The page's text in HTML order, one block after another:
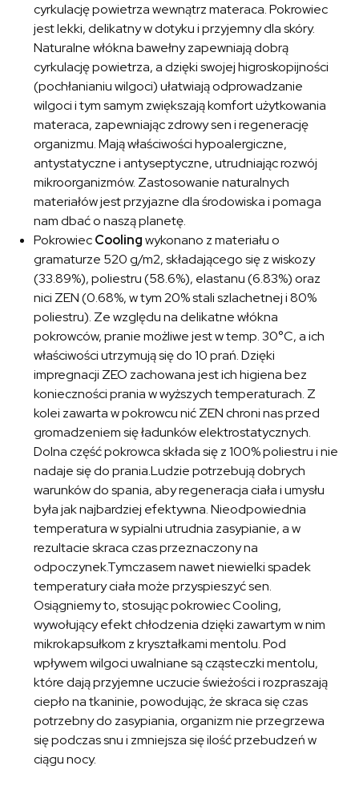
cyrkulację powietrza wewnątrz materaca. Pokrowiec
jest lekki, delikatny w dotyku i przyjemny dla skóry.
Naturalne włókna bawełny zapewniają dobrą
cyrkulację powietrza, a dzięki swojej higroskopijności
(pochłanianiu wilgoci) ułatwiają odprowadzanie
wilgoci i tym samym zwiększają komfort użytkowania
materaca, zapewniając zdrowy sen i regenerację
organizmu. Mają właściwości hypoalergiczne,
antystatyczne i antyseptyczne, utrudniając rozwój
mikroorganizmów. Zastosowanie naturalnych
materiałów jest przyjazne dla środowiska i pomaga
nam dbać o naszą planetę.
PokrowiecCoolingwykonano z materiału o
gramaturze 520 g/m2, składającego się z wiskozy
(33.89%), poliestru (58.6%), elastanu (6.83%) oraz
nici ZEN (0.68%, w tym 20% stali szlachetnej i 80%
poliestru). Ze względu na delikatne włókna
pokrowców, pranie możliwe jest w temp. 30°C, a ich
właściwości utrzymują się do 10 prań. Dzięki
impregnacji ZEO zachowana jest ich higiena bez
konieczności prania w wyższych temperaturach. Z
kolei zawarta w pokrowcu nić ZEN chroni nas przed
gromadzeniem się ładunków elektrostatycznych.
Dolna część pokrowca składa się z 100% poliestru i nie
nadaje się do prania.Ludzie potrzebują dobrych
warunków do spania, aby regeneracja ciała i umysłu
była jak najbardziej efektywna. Nieodpowiednia
temperatura w sypialni utrudnia zasypianie, a w
rezultacie skraca czas przeznaczony na
odpoczynek.Tymczasem nawet niewielki spadek
temperatury ciała może przyspieszyć sen.
Osiągniemy to, stosując pokrowiec Cooling,
wywołujący efekt chłodzenia dzięki zawartym w nim
mikrokapsułkom z kryształkami mentolu. Pod
wpływem wilgoci uwalniane są cząsteczki mentolu,
które dają przyjemne uczucie świeżości i rozpraszają
ciepło na tkaninie, powodując, że skraca się czas
potrzebny do zasypiania, organizm nie przegrzewa
się podczas snu i zmniejsza się ilość przebudzeń w
ciągu nocy.